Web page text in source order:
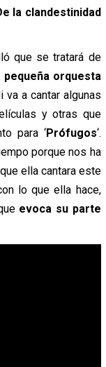
la clandestinidad
que se tratará de
pequeña orquesta
va a cantar algunas
y otras que
para ‘Prófugos‘.
porque nos ha
ella cantara este
lo que ella hace,
evoca su parte